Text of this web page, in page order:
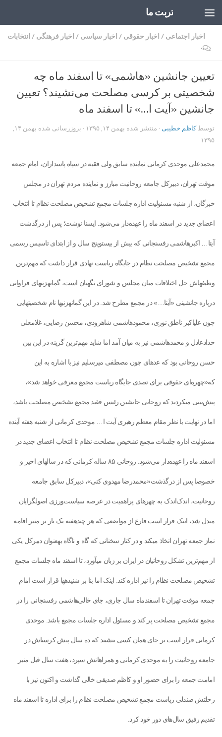
تربت ما
اخبار اجتماعی / اخبار حقوقی / اخبار سیاسی / اخبار فرهنگی / انتخابات
۰
تعیین جانشین «هاشمی» تا اسفند ماه چه
شخصیتی بر کرسی مصلحت می‌نشیند؟ تعیین
جانشین «آیت ا…» تا اسفند ماه
توسطکاظم خطیبی · منتشر شده بهمن ۱۴, ۱۳۹۵ · بروزرسانی شده
بهمن ۱۴,
۱۳۹۵
محمدعلی موحدی کرمانی نماینده سابق ولی فقیه در سپاه پاسداران، امام جمعه
موقت تهران، دبیرکل جامعه روحانیت مبارز و نماینده مردم تهران در مجلس
خبرگان، از شنبه مسئولیت اداره جلسات مجمع تشخیص مصلحت نظام تا انتخاب
اعضای جدید در اسفند ماه را عهده‌دار می‌شود. ایسنا نوشت؛ پس از درگذشت
آیت‎ا… اکبر‌هاشمی رفسنجانی که بیش از بیست‎وپنج سال و از ابتدای تاسیس رسمی
مجمع تشخیص مصلحت نظام در جایگاه ریاست نهادی قرار داشت که مهم‌ترین
وظیفه‎اش حل اختلافات میان مجلس و شورای نگهبان است، گمانه‎زنی‎های فراوانی
درباره جانشینی «آیت‎ا…» در مجمع مطرح شد. در این گمانه‎زنی‎ها نام شخصیت‎هایی
چون علی‎اکبر ناطق نوری، محمود‌هاشمی شاهرودی، محسن رضایی، غلامعلی
حدادعادل و محمد‌هاشمی نیز به میان آمد اما شاید مهم‌ترین گزینه در این بین
حسن روحانی بود که عده‎ای چون مصطفی میرسلیم نیز با اشاره به این
که«چهره‏‌ای حقوقی برای تصدی جایگاه ریاست مجمع معرفی خواهد شد»،
پیش‌بینی می‎کردند که روحانی جانشین رئیس فقید مجمع تشخیص مصلحت باشد،
اما در نهایت با نظر مقام معظم رهبری آیت ا… موحدی کرمانی از شنبه هفته آینده
مسئولیت اداره جلسات مجمع تشخیص مصلحت نظام تا انتخاب اعضای جدید در
اسفند ماه را عهده‌دار می‌شود. روحانی ۸۵ ساله کرمانی که در سال‎های اخیر و
خصوصا پس از درگذشت«محمدرضا مهدوی کنی»، دبیرکل سابق جامعه
روحانیت، اندک‌اندک به چهره‎ای پراهمیت در عرصه سیاست‌ورزی اصولگرایان
مبدل شد، اینک قرار است فارغ از مواضعی که هر چندهفته‎ یک بار بر منبر اقامه
نماز جمعه تهران اتخاذ می‎کند و در کنار سخنانی که گاه‎ و ناگاه به‎عنوان دبیرکل یکی
از مهم‌ترین تشکل روحانیان در ایران بر زبان می‎آورد، تا اسفند ماه جلسات مجمع
تشخیص مصلحت نظام را نیز اداره کند. اینک اما بنا بر شنیده‎ها قرار است امام
جمعه موقت تهران تا اسفندماه سال جاری، جای خالی‌هاشمی رفسنجانی را در
مجمع تشخیص مصلحت پر کند و مسئول اداره جلسات مجمع باشد. موحدی
کرمانی قرار است بر جای همان کسی بنشیند که ده سال پیش کرسی‎اش در
جامعه روحانیت را به موحدی کرمانی و همراهانش سپرد، هفت سال قبل منبر
امامت جمعه را برای حضور او و کاظم صدیقی خالی گذاشت و اکنون نیز با
رحلتش صندلی ریاست مجمع تشخیص مصلحت نظام را برای اداره تا اسفند ماه
تقدیم رفیق سال‌های دور خود کرد.